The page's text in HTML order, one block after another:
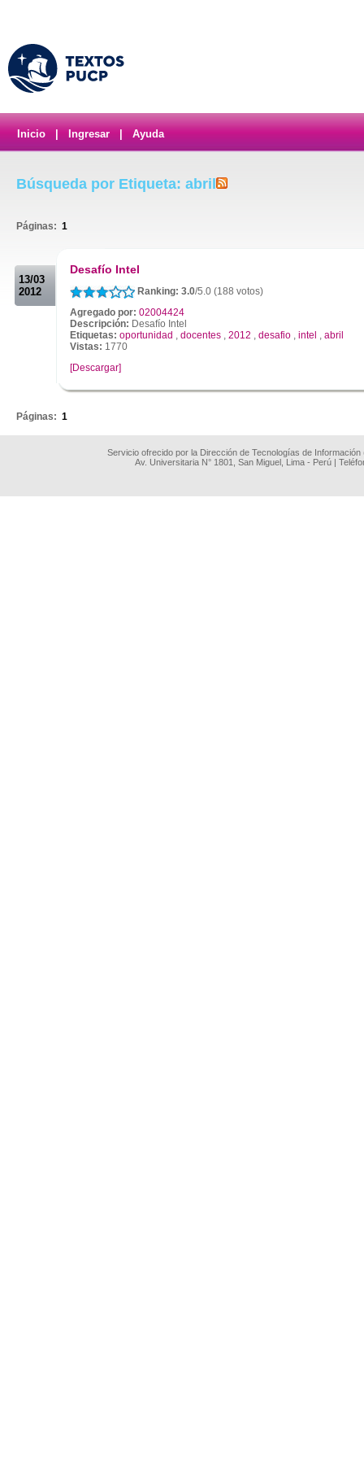
Inicio Ingresar Ayuda
Búsqueda por Etiqueta: abril
Páginas: 1
13/03
2012
Desafío Intel
Ranking: 3.0/5.0 (188 votos)
Agregado por: 02004424
Descripción: Desafío Intel
Etiquetas: oportunidad , docentes , 2012 , desafio , intel , abril
Vistas: 1770
[Descargar]
Páginas: 1
Servicio ofrecido por la Dirección de Tecnologías de
Av. Universitaria N° 1801, San Miguel, Lima - Perú |